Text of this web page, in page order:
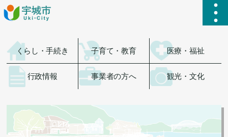
ハ
くらし・手続き 子育て・教育 医療・福祉
行政情報 事業者の方へ 観光・文化